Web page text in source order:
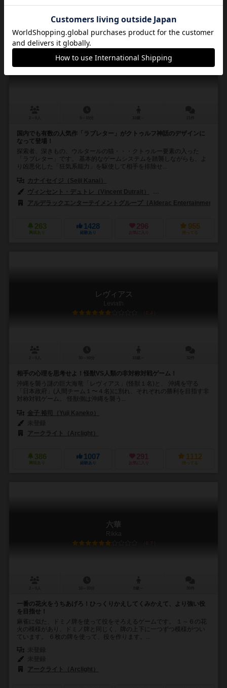
ラブクラフト・レター
国内でも有数の人気作「ラブレター」がクトゥルフ神話のデザインに
なって登場！
探索者、深きもの、ウルタールの猫・・・クトゥルー要素の入った
「ラブレター」です。 基本的なゲームシステムを踏襲しながらも、よ
り凶悪化した「狂気系能力」を駆使して相手を排除せ...
カナイセイジ（Seiji Kanai）
ヴィンセント・デュトレ（Vincent Dutrait）
アルデラックエンターテイメントグループ（Alderac Entertainment
263
興味あり
1428
経験あり
296
お気に入り
955
持ってる
レヴィアス
Leviath
6.4
相手の心理を思考せよ！怪獣VS人類の非対称対戦ゲーム！
沖縄を襲う謎の巨大海竜「レヴィアス」(怪獣１名)と、 沖縄を守る
「日本政府」(人間チーム１〜４名)に別れ、それぞれの勝利を目指す非
対称対戦ゲーム。 怪獣側は沖縄を襲う...
金子 裕司（Yuji Kaneko）
アークライト（Arclight）
386
興味あり
1007
経験あり
291
お気に入り
1112
持ってる
六華
Rikka
6.7
一番の花火をうちあげろ！ひっくりかえしてくみかえて、より強い役
を目指せ！
麻雀に似た、ドミノ牌を使って役をそろえるゲームです。 １～６の花
火の模様があり、ドミノ牌と同じく、牌の上下に一つずつ模様がつい
ています。 ６枚の牌を使って、役を作ります。...
アークライト（Arclight）